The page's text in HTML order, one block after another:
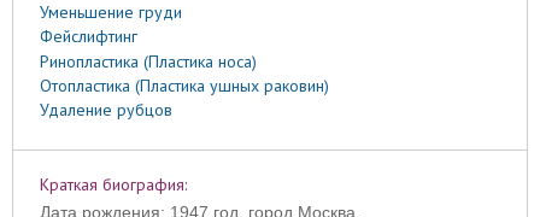
Уменьшение груди
Фейслифтинг
Ринопластика (Пластика носа)
Отопластика (Пластика ушных раковин)
Удаление рубцов
Краткая биография:
Дата рождения: 1947 год, город Москва.